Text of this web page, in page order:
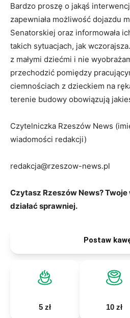
Bardzo proszę o jakąś
zapewniała możliwość dojazdu
Senatorskiej oraz informowała
takich sytuacjach, jak
z małymi dziećmi i nie
przechodzić pomiędzy
ciemnościach z dzieckiem na
terenie budowy obowiązują
Czytelniczka Rzeszów News
wiadomości redakcji)
redakcja@rzeszow-news.pl
Czytasz Rzeszów News?
działać sprawniej.
Postaw
5 zł 10 zł